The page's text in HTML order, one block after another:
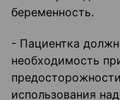
беременность.
- Пациентка
необходимость
использования